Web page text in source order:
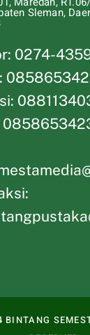
Sleman,
0274-
BINTANG